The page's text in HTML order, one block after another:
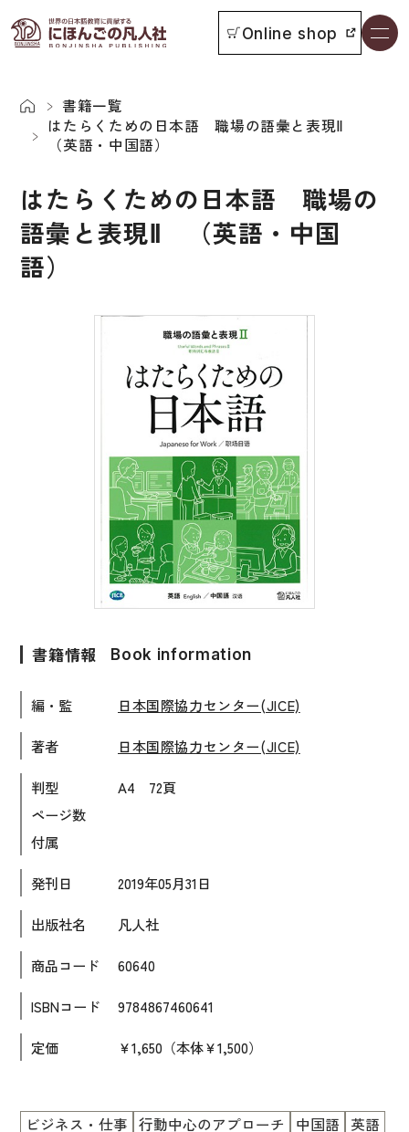
書籍一覧
お知らせ
イベント
よくあるご質問
付属物の使い方について
教科書採用について
書籍の内容について
著作権について
原稿・企画の持ち込みについて
正誤表
その他の質問
書店様向け
Online shop
本をさがす
日本語学習者用教科書
ビジネスパーソン・研修生向け
留学生向け専門分野
語彙・表現
練習問題
日本語能力試験対策
日本留学試験対策
各種試験対策
大学入試対策
学校情報
日本語学習関連副読本
日本事情
定期刊行物
視聴覚・補助教材
ビデオ・ＤＶＤ
書籍一覧
はたらくための日本語 職場の語彙と表現Ⅱ
（英語・中国語）
はたらくための日本語 職場の
語彙と表現Ⅱ （英語・中国
語）
書籍情報 Book information
編・監 日本国際協力センター(JICE)
著者 日本国際協力センター(JICE)
判型
ページ数
付属
A4 72頁
発刊日 2019年05月31日
出版社名 凡人社
商品コード 60640
ISBNコード 9784867460641
定価 ￥1,650（本体￥1,500）
ビジネス・仕事 行動中心のアプローチ 中国語 英語